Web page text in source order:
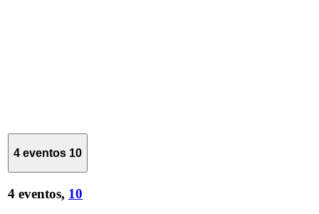
4 eventos 10
4 eventos, 10